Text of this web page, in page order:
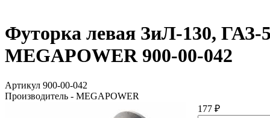
Футорка левая ЗиЛ-130, ГАЗ-
MEGAPOWER 900-00-042
Артикул 900-00-042
Производитель - MEGAPOWER
177 ₽